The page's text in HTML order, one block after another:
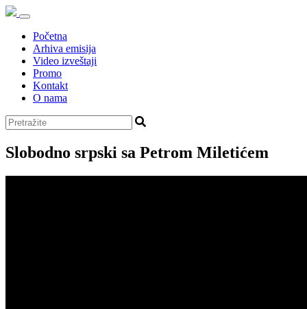
Početna
Arhiva emisija
Video izveštaji
Promo
Kontakt
O nama
Slobodno srpski sa Petrom Miletićem